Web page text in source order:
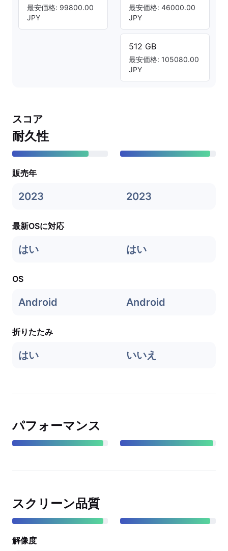
最安価格: 99800.00
JPY
最安価格: 46000.00
JPY
512 GB
最安価格: 105080.00
JPY
スコア
耐久性
販売年
2023 2023
最新OSに対応
はい はい
OS
Android Android
折りたたみ
はい いいえ
パフォーマンス
スクリーン品質
解像度